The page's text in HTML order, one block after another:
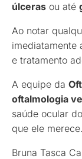
úlceras ou até
Ao notar
imediatamente
e tratamento
A equipe da
oftalmologia
saúde ocular
que ele merece.
Bruna Tasca